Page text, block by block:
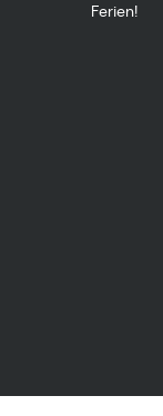
Ferien!